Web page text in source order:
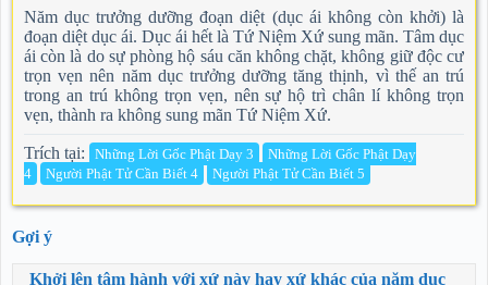
Năm dục trưởng dưỡng đoạn diệt (dục ái không còn khởi) là
đoạn diệt dục ái. Dục ái hết là Tứ Niệm Xứ sung mãn. Tâm dục
ái còn là do sự phòng hộ sáu căn không chặt, không giữ độc cư
trọn vẹn nên năm dục trưởng dưỡng tăng thịnh, vì thế an trú
trong an trú không trọn vẹn, nên sự hộ trì chân lí không trọn
vẹn, thành ra không sung mãn Tứ Niệm Xứ.
Trích tại: Những Lời Gốc Phật Dạy 3
Những Lời Gốc Phật Dạy
4
Người Phật Tử Cần Biết 4 Người Phật Tử Cần Biết 5
Gợi ý
Khởi lên tâm hành với xứ này hay xứ khác của năm dục